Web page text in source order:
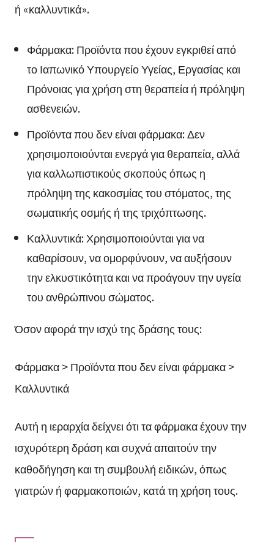
ή «καλλυντικά».
Φάρμακα: Προϊόντα που έχουν εγκριθεί από
το Ιαπωνικό Υπουργείο Υγείας, Εργασίας και
Πρόνοιας για χρήση στη θεραπεία ή πρόληψη
ασθενειών.
Προϊόντα που δεν είναι φάρμακα: Δεν
χρησιμοποιούνται ενεργά για θεραπεία, αλλά
για καλλωπιστικούς σκοπούς όπως η
πρόληψη της κακοσμίας του στόματος, της
σωματικής οσμής ή της τριχόπτωσης.
Καλλυντικά: Χρησιμοποιούνται για να
καθαρίσουν, να ομορφύνουν, να αυξήσουν
την ελκυστικότητα και να προάγουν την υγεία
του ανθρώπινου σώματος.
Όσον αφορά την ισχύ της δράσης τους:
Φάρμακα > Προϊόντα που δεν είναι φάρμακα >
Καλλυντικά
Αυτή η ιεραρχία δείχνει ότι τα φάρμακα έχουν την
ισχυρότερη δράση και συχνά απαιτούν την
καθοδήγηση και τη συμβουλή ειδικών, όπως
γιατρών ή φαρμακοποιών, κατά τη χρήση τους.